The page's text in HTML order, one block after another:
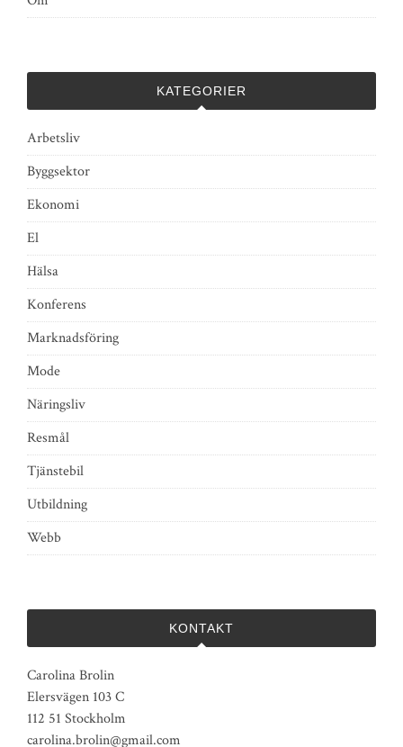
KATEGORIER
Arbetsliv
Byggsektor
Ekonomi
El
Hälsa
Konferens
Marknadsföring
Mode
Näringsliv
Resmål
Tjänstebil
Utbildning
Webb
KONTAKT
Carolina Brolin
Elersvägen 103 C
112 51 Stockholm
carolina.brolin@gmail.com